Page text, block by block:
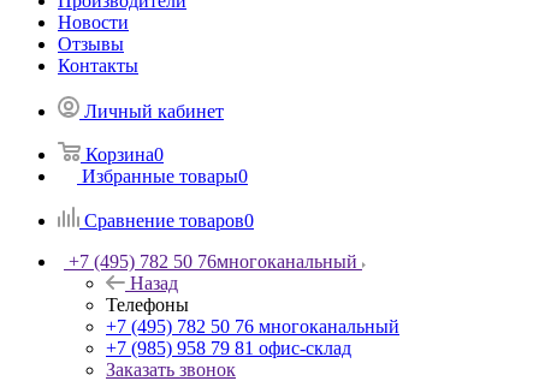
Новости
Отзывы
Контакты
Личный кабинет
Корзина0
Избранные товары0
Сравнение товаров0
+7 (495) 782 50 76многоканальный
Назад
Телефоны
+7 (495) 782 50 76 многоканальный
+7 (985) 958 79 81 офис-склад
Заказать звонок